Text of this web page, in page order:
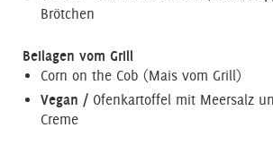
Brötchen
Beilagen vom Grill
Corn on the Cob (Mais vom Grill)
Vegan / Ofenkartoffel mit Meersalz
Creme